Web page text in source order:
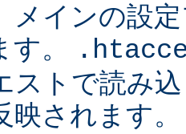
メインの設
す。
ストで読み
されます。